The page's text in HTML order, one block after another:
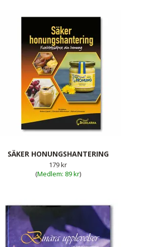
SÄKER HONUNGSHANTERING
179 kr
(
89 kr)